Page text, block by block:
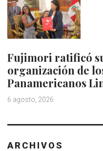
Fujimori ratificó
organización de
Panamericanos
6 agosto, 2026
ARCHIVOS